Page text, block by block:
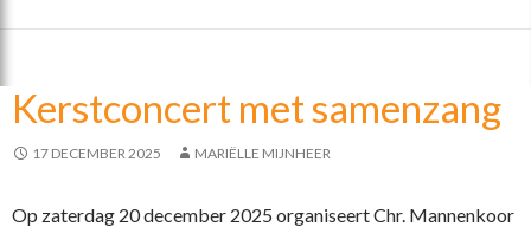
b
o
k
er n
Kerstconcert met samenzang
17 DECEMBER 2025 MARIËLLE MIJNHEER
Op zaterdag 20 december 2025 organiseert Chr. Mannenkoor